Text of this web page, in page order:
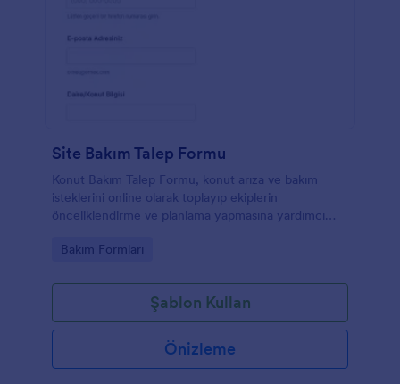
Site Bakım Talep Formu
Konut Bakım Talep Formu, konut arıza ve bakım
isteklerini online olarak toplayıp ekiplerin
önceliklendirme ve planlama yapmasına yardımcı
isteyen site yönetimleri için idealdir.
Go to Category:
Bakım Formları
Şablon Kullan
Önizleme